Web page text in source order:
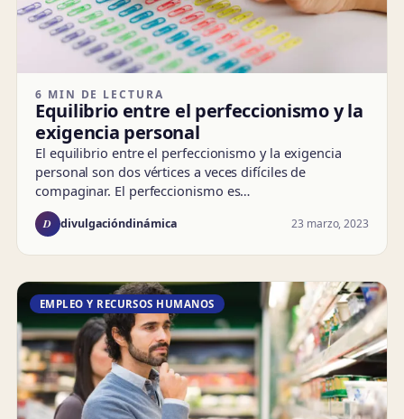
6 MIN DE LECTURA
Equilibrio entre el perfeccionismo y la
exigencia personal
El equilibrio entre el perfeccionismo y la exigencia
personal son dos vértices a veces difíciles de
compaginar. El perfeccionismo es…
D divulgacióndinámica 23 marzo, 2023
EMPLEO Y RECURSOS HUMANOS